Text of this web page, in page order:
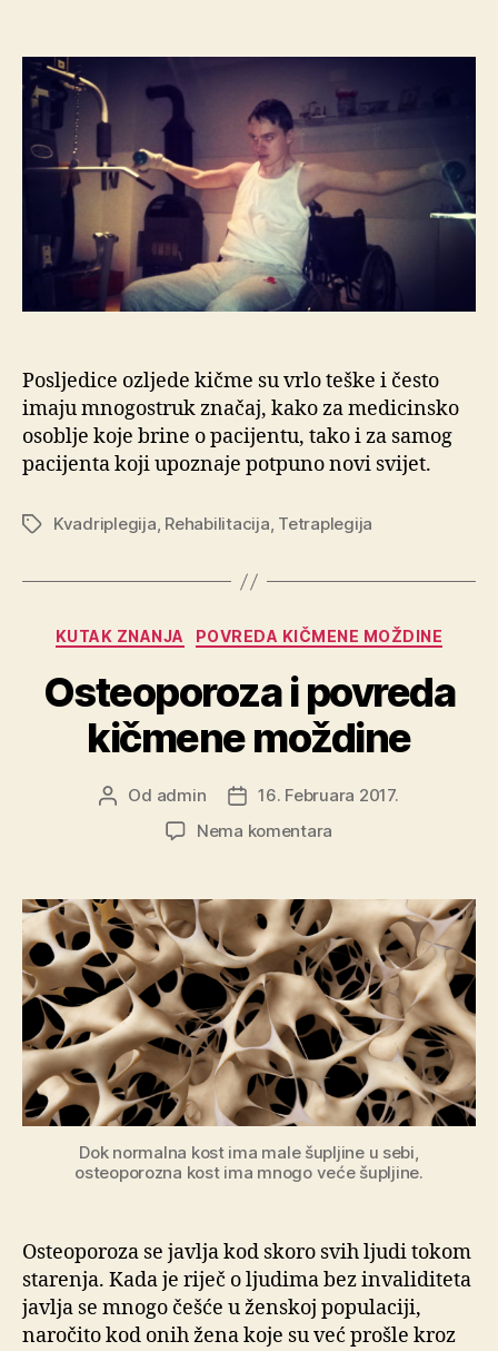
i
rehabilitacija
Posljedice ozljede kičme su vrlo teške i često
imaju mnogostruk značaj, kako za medicinsko
osoblje koje brine o pacijentu, tako i za samog
pacijenta koji upoznaje potpuno novi svijet.
OznakeKvadriplegija, Rehabilitacija, Tetraplegija
Kategorije
KUTAK ZNANJA POVREDA KIČMENE MOŽDINE
Osteoporoza i povreda
kičmene moždine
Autor
Od admin
Datum
objave
16. Februara 2017.
Nema komentara
povreda
kičmene
moždine
Dok normalna kost ima male šupljine u sebi,
osteoporozna kost ima mnogo veće šupljine.
Osteoporoza se javlja kod skoro svih ljudi tokom
starenja. Kada je riječ o ljudima bez invaliditeta
javlja se mnogo češće u ženskoj populaciji,
naročito kod onih žena koje su već prošle kroz